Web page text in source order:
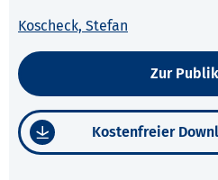
Koscheck, Stefan
Zur
Kostenfreier